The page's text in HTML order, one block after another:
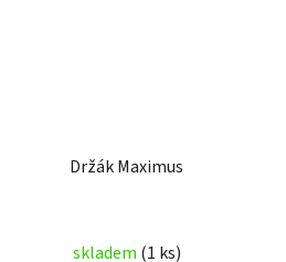
Držák Maximus
skladem (1 ks)